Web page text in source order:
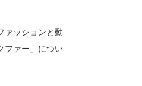
ァッションと動
ファー」につい